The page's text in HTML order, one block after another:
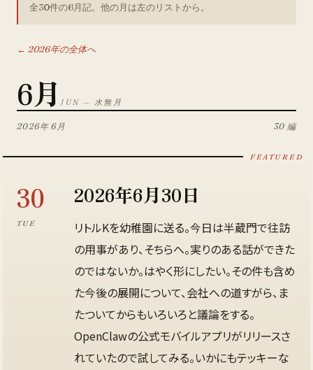
全30件の6月記。他の月は左のリストから。
← 2026年の全体へ
6月 JUN —水無月
2026年 6月 30 編
30
TUE
2026年6月30日
リトルKを幼稚園に送る。今日は半蔵門で往訪
の用事があり、そちらへ。実りのある話ができた
のではないか。はやく形にしたい。その件も含め
た今後の展開について、会社への道すがら、ま
たついてからもいろいろと議論をする。
OpenClawの公式モバイルアプリがリリースさ
れていたので試してみる。いかにもテッキーな